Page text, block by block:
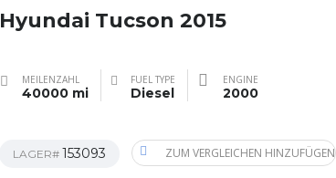
Hyundai Tucson 2015
MEILENZAHL
40000 mi
FUEL TYPE
Diesel
ENGINE
2000
LAGER# 153093 ZUM VERGLEICHEN HINZUFÜGEN